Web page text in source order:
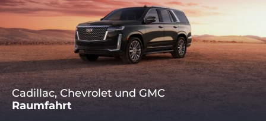
Cadillac, Chevrolet und GMC
Raumfahrt